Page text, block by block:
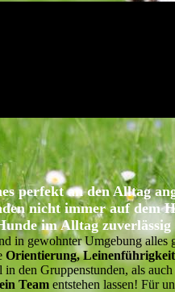
perfekt an den Alltag
nicht immer auf dem
imAlltag
in gewohnter Umgebung
Orientierung, Leinenführigkeit
den Gruppenstunden, als
ein Team entstehen lassen! Für